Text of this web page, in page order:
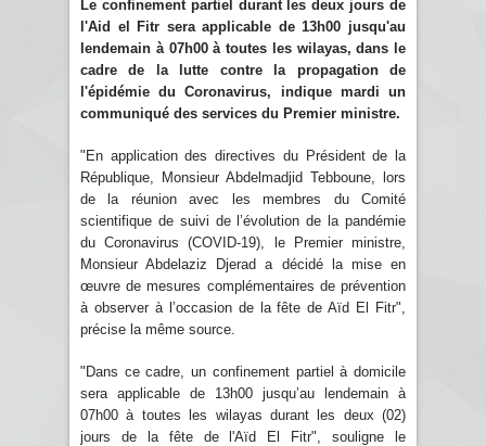
Le confinement partiel durant les deux jours de
l'Aid el Fitr sera applicable de 13h00 jusqu'au
lendemain à 07h00 à toutes les wilayas, dans le
cadre de la lutte contre la propagation de
l'épidémie du Coronavirus, indique mardi un
communiqué des services du Premier ministre.
"En application des directives du Président de la
République, Monsieur Abdelmadjid Tebboune, lors
de la réunion avec les membres du Comité
scientifique de suivi de l’évolution de la pandémie
du Coronavirus (COVID-19), le Premier ministre,
Monsieur Abdelaziz Djerad a décidé la mise en
œuvre de mesures complémentaires de prévention
à observer à l’occasion de la fête de Aïd El Fitr",
précise la même source.
"Dans ce cadre, un confinement partiel à domicile
sera applicable de 13h00 jusqu’au lendemain à
07h00 à toutes les wilayas durant les deux (02)
jours de la fête de l'Aïd El Fitr", souligne le